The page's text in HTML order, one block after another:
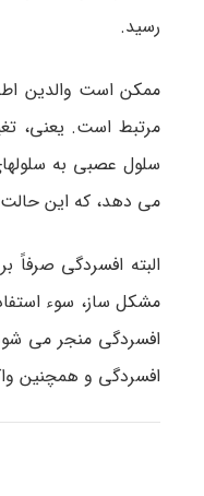
رسید.
ممکن است والدین
مرتبط است. یعنی،
سلول عصبی به
می­ دهد، که این حالت
البته افسردگی صرفاً
مشکل­ ساز، سوء
افسردگی منجر می­
افسردگی و همچنین